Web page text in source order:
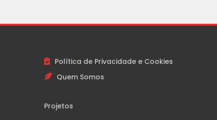
Política de Privacidade e Cookies
Quem Somos
Projetos